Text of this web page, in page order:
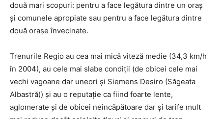
două mari scopuri: pentru a face legătura dintre un oraș
și comunele apropiate sau pentru a face legătura dintre
două orașe învecinate.
Trenurile Regio au cea mai mică viteză medie (34,3 km/h
în 2004), au cele mai slabe condiții (de obicei cele mai
vechi vagoane dar uneori și Siemens Desiro (Săgeata
Albastră)) și au o reputație ca fiind foarte lente,
aglomerate și de obicei neîncăpătoare dar și tarife mult